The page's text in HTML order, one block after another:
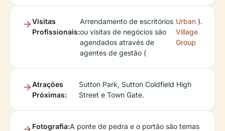
Visitas
Profissionais:
Arrendamento de escritórios
ou visitas de negócios são
agendados através de
agentes de gestão (
Urban
Village
Group
).
Atrações
Próximas:
Sutton Park, Sutton Coldfield High
Street e Town Gate.
Fotografia:A ponte de pedra e o portão são temas